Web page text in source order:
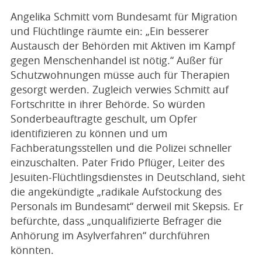
Angelika Schmitt vom Bundesamt für Migration
und Flüchtlinge räumte ein: „Ein besserer
Austausch der Behörden mit Aktiven im Kampf
gegen Menschenhandel ist nötig.“ Außer für
Schutzwohnungen müsse auch für Therapien
gesorgt werden. Zugleich verwies Schmitt auf
Fortschritte in ihrer Behörde. So würden
Sonderbeauftragte geschult, um Opfer
identifizieren zu können und um
Fachberatungsstellen und die Polizei schneller
einzuschalten. Pater Frido Pflüger, Leiter des
Jesuiten-Flüchtlingsdienstes in Deutschland, sieht
die angekündigte „radikale Aufstockung des
Personals im Bundesamt“ derweil mit Skepsis. Er
befürchte, dass „unqualifizierte Befrager die
Anhörung im Asylverfahren“ durchführen
könnten.